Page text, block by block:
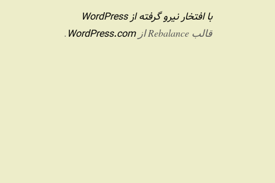
با افتخار نیرو گرفته از WordPress
قالب Rebalance از WordPress.com
.